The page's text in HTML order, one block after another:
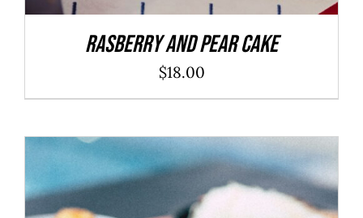
Rasberry And Pear Cake
$18.00